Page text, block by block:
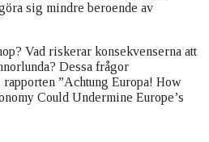
sig mindre beroende av
Vad riskerar konsekvenserna att
Dessa frågor
rapporten ”Achtung Europa! How
Could Undermine Europe’s